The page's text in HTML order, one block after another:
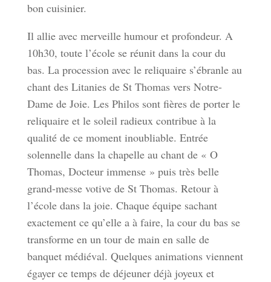
bon cuisinier.
Il allie avec merveille humour et profondeur. A
10h30, toute l’école se réunit dans la cour du
bas. La procession avec le reliquaire s’ébranle au
chant des Litanies de St Thomas vers Notre-
Dame de Joie. Les Philos sont fières de porter le
reliquaire et le soleil radieux contribue à la
qualité de ce moment inoubliable. Entrée
solennelle dans la chapelle au chant de « O
Thomas, Docteur immense » puis très belle
grand-messe votive de St Thomas. Retour à
l’école dans la joie. Chaque équipe sachant
exactement ce qu’elle a à faire, la cour du bas se
transforme en un tour de main en salle de
banquet médiéval. Quelques animations viennent
égayer ce temps de déjeuner déjà joyeux et